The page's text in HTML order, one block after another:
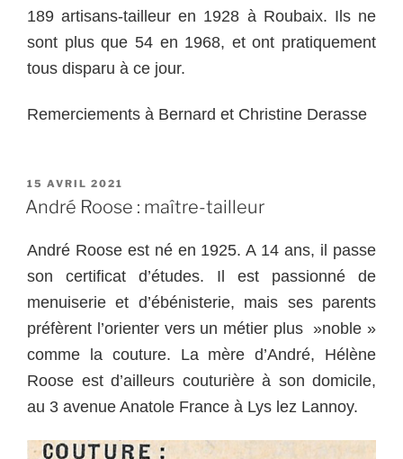
189 artisans-tailleur en 1928 à Roubaix. Ils ne
sont plus que 54 en 1968, et ont pratiquement
tous disparu à ce jour.
Remerciements à Bernard et Christine Derasse
PUBLIÉ
LE
15 AVRIL 2021
André Roose : maître-tailleur
André Roose est né en 1925. A 14 ans, il passe
son certificat d’études. Il est passionné de
menuiserie et d’ébénisterie, mais ses parents
préfèrent l’orienter vers un métier plus »noble »
comme la couture. La mère d’André, Hélène
Roose est d’ailleurs couturière à son domicile,
au 3 avenue Anatole France à Lys lez Lannoy.